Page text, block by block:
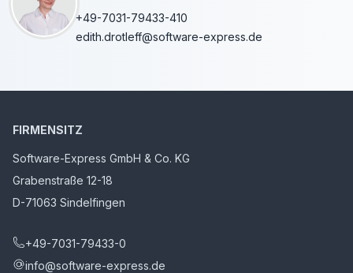
+49-7031-79433-410
edith.drotleff@software-express.de
FIRMENSITZ
Software-Express GmbH & Co. KG
Grabenstraße 12-18
D-71063 Sindelfingen
+49-7031-79433-0
info@software-express.de